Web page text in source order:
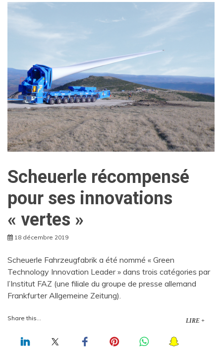
Scheuerle récompensé
pour ses innovations
« vertes »
18 décembre 2019
Scheuerle Fahrzeugfabrik a été nommé « Green
Technology Innovation Leader » dans trois catégories par
l’Institut FAZ (une filiale du groupe de presse allemand
Frankfurter Allgemeine Zeitung).
Share this... LIRE +